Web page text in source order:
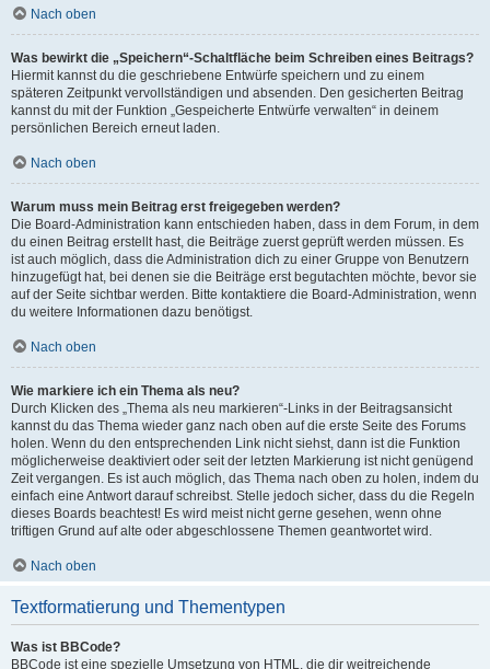
Nach oben
Was bewirkt die „Speichern“-Schaltfläche beim Schreiben eines Beitrags?
Hiermit kannst du die geschriebene Entwürfe speichern und zu einem
späteren Zeitpunkt vervollständigen und absenden. Den gesicherten Beitrag
kannst du mit der Funktion „Gespeicherte Entwürfe verwalten“ in deinem
persönlichen Bereich erneut laden.
Nach oben
Warum muss mein Beitrag erst freigegeben werden?
Die Board-Administration kann entschieden haben, dass in dem Forum, in dem
du einen Beitrag erstellt hast, die Beiträge zuerst geprüft werden müssen. Es
ist auch möglich, dass die Administration dich zu einer Gruppe von Benutzern
hinzugefügt hat, bei denen sie die Beiträge erst begutachten möchte, bevor sie
auf der Seite sichtbar werden. Bitte kontaktiere die Board-Administration, wenn
du weitere Informationen dazu benötigst.
Nach oben
Wie markiere ich ein Thema als neu?
Durch Klicken des „Thema als neu markieren“-Links in der Beitragsansicht
kannst du das Thema wieder ganz nach oben auf die erste Seite des Forums
holen. Wenn du den entsprechenden Link nicht siehst, dann ist die Funktion
möglicherweise deaktiviert oder seit der letzten Markierung ist nicht genügend
Zeit vergangen. Es ist auch möglich, das Thema nach oben zu holen, indem du
einfach eine Antwort darauf schreibst. Stelle jedoch sicher, dass du die Regeln
dieses Boards beachtest! Es wird meist nicht gerne gesehen, wenn ohne
triftigen Grund auf alte oder abgeschlossene Themen geantwortet wird.
Nach oben
Textformatierung und Thementypen
Was ist BBCode?
BBCode ist eine spezielle Umsetzung von HTML, die dir weitreichende